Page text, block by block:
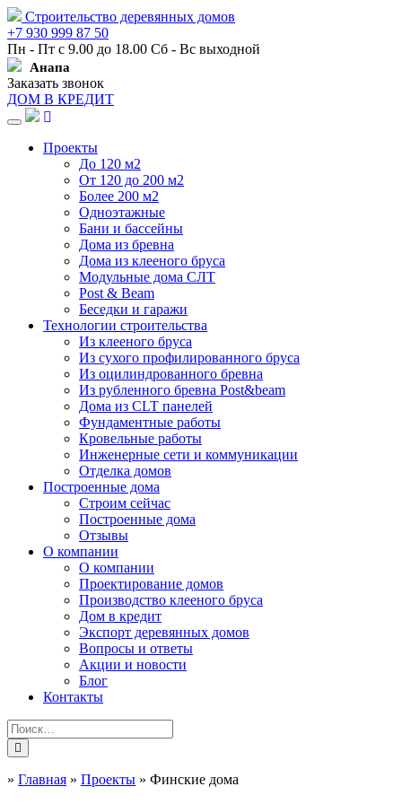
Строительство деревянных домов
+7 930 999 87 50
Пн - Пт с 9.00 до 18.00 Сб - Вс выходной
Анапа
Заказать звонок
ДОМ В КРЕДИТ
Навигация
Проекты
До 120 м2
От 120 до 200 м2
Более 200 м2
Одноэтажные
Бани и бассейны
Дома из бревна
Дома из клееного бруса
Модульные дома СЛТ
Post & Beam
Беседки и гаражи
Технологии строительства
Из клееного бруса
Из сухого профилированного бруса
Из оцилиндрованного бревна
Из рубленного бревна Post&beam
Дома из CLT панелей
Фундаментные работы
Кровельные работы
Инженерные сети и коммуникации
Отделка домов
Построенные дома
Строим сейчас
Построенные дома
Отзывы
О компании
О компании
Проектирование домов
Производство клееного бруса
Дом в кредит
Экспорт деревянных домов
Вопросы и ответы
Акции и новости
Блог
Контакты
» Главная » Проекты » Финские дома